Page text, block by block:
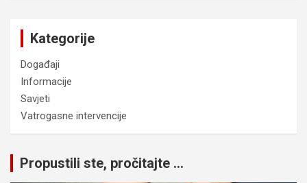
Kategorije
Događaji
Informacije
Savjeti
Vatrogasne intervencije
Propustili ste, pročitajte ...